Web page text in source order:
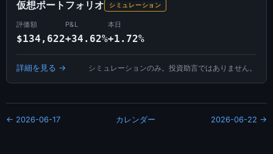
仮想ポートフォリオ シミュレーション
評価額
$134,622
P&L
+34.62%
本日
+1.72%
詳細を見る → シミュレーションのみ。投資助言ではありません。
← 2026-06-17 カレンダー 2026-06-22 →